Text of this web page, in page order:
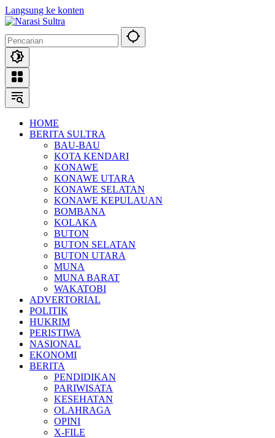
Langsung ke konten
HOME
BERITA SULTRA
BAU-BAU
KOTA KENDARI
KONAWE
KONAWE UTARA
KONAWE SELATAN
KONAWE KEPULAUAN
BOMBANA
KOLAKA
BUTON
BUTON SELATAN
BUTON UTARA
MUNA
MUNA BARAT
WAKATOBI
ADVERTORIAL
POLITIK
HUKRIM
PERISTIWA
NASIONAL
EKONOMI
BERITA
PENDIDIKAN
PARIWISATA
KESEHATAN
OLAHRAGA
OPINI
X-FILE